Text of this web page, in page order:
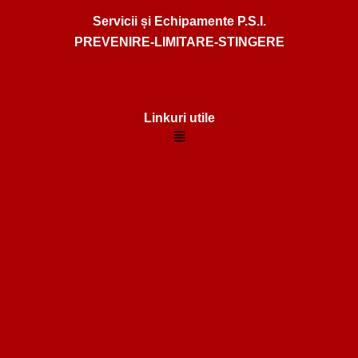
Servicii și Echipamente P.S.I.
PREVENIRE-LIMITARE-STINGERE
Linkuri utile
Menu